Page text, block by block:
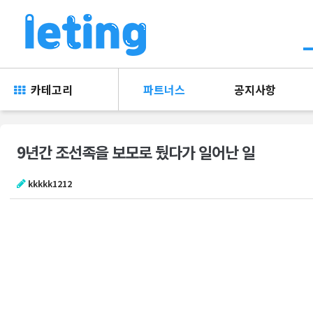
카테고리 파트너스 공지사항
9년간 조선족을 보모로 뒀다가 일어난 일
kkkkk1212